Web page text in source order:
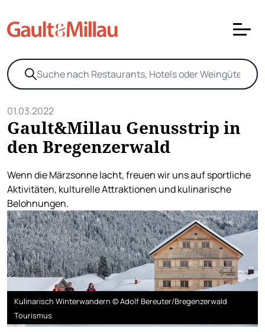
01.03.2022
Gault&Millau Genusstrip in
den Bregenzerwald
Wenn die Märzsonne lacht, freuen wir uns auf sportliche
Aktivitäten, kulturelle Attraktionen und kulinarische
Belohnungen.
Kulinarisch Winterwandern © Adolf Bereuter/Bregenzerwald
Tourismus